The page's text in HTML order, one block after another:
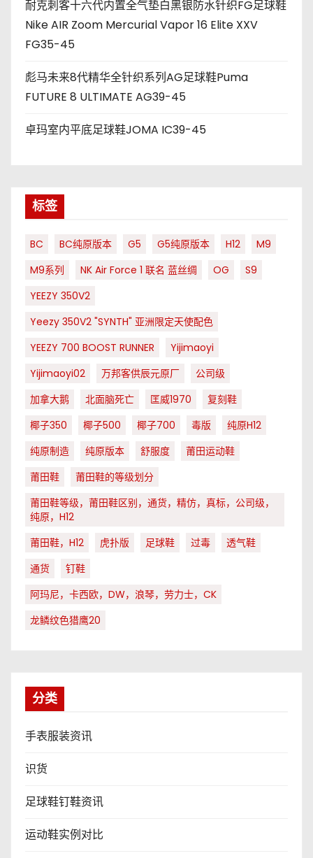
耐克刺客十六代内置全气垫白黑银防水针织FG足球鞋
Nike AIR Zoom Mercurial Vapor 16 Elite XXV
FG35-45
彪马未来8代精华全针织系列AG足球鞋Puma
FUTURE 8 ULTIMATE AG39-45
卓玛室内平底足球鞋JOMA IC39-45
标签
BC BC纯原版本 G5 G5纯原版本 H12
M9
M9系列
NK Air Force 1 联名 蓝丝绸 OG
S9
YEEZY 350V2
Yeezy 350V2 "SYNTH" 亚洲限定天使配色
YEEZY 700 BOOST RUNNER
Yijimaoyi
Yijimaoyi02
万邦客供辰元原厂
公司级
加拿大鹅
北面脑死亡 匡威1970
复刻鞋
椰子350
椰子500 椰子700 毒版
纯原H12
纯原制造
纯原版本 舒服度
莆田运动鞋
莆田鞋
莆田鞋的等级划分
莆田鞋等级，莆田鞋区别，通货，精仿，真标，公司级，
纯原，H12
莆田鞋，H12
虎扑版 足球鞋 过毒
透气鞋
通货
钉鞋
阿玛尼，卡西欧，DW，浪琴，劳力士，CK
龙鳞纹色猎鹰20
分类
手表服装资讯
识货
足球鞋钉鞋资讯
运动鞋实例对比